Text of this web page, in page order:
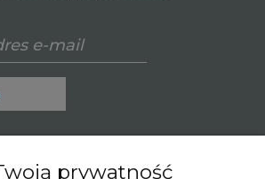
prywatność